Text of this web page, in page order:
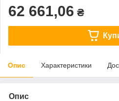
62 661,06 ₴
Опис Характеристики
Опис